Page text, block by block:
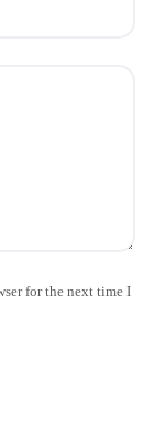
for the next time I